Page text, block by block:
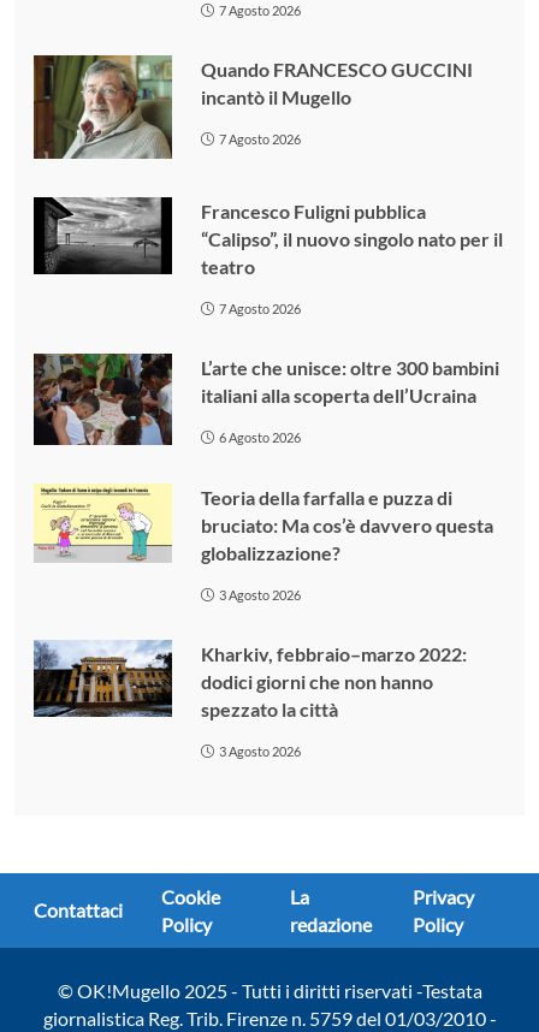
7 Agosto 2026
Quando FRANCESCO GUCCINI
incantò il Mugello
7 Agosto 2026
Francesco Fuligni pubblica
“Calipso”, il nuovo singolo nato per il
teatro
7 Agosto 2026
L’arte che unisce: oltre 300 bambini
italiani alla scoperta dell’Ucraina
6 Agosto 2026
Teoria della farfalla e puzza di
bruciato: Ma cos’è davvero questa
globalizzazione?
3 Agosto 2026
Kharkiv, febbraio–marzo 2022:
dodici giorni che non hanno
spezzato la città
3 Agosto 2026
Contattaci
Cookie
Policy
La
redazione
Privacy
Policy
© OK!Mugello 2025 - Tutti i diritti riservati -Testata
giornalistica Reg. Trib. Firenze n. 5759 del 01/03/2010 -